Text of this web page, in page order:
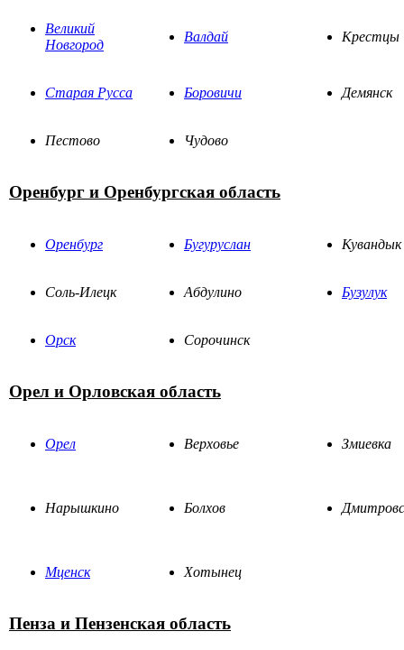
Великий
Новгород
Валдай Крестцы
Старая Русса Боровичи Демянск
Пестово Чудово
Оренбург и Оренбургская область
Оренбург Бугуруслан Кувандык
Соль-Илецк Абдулино Бузулук
Орск Сорочинск
Орел и Орловская область
Орел Верховье Змиевка
Нарышкино Болхов
Мценск Хотынец
Пенза и Пензенская область